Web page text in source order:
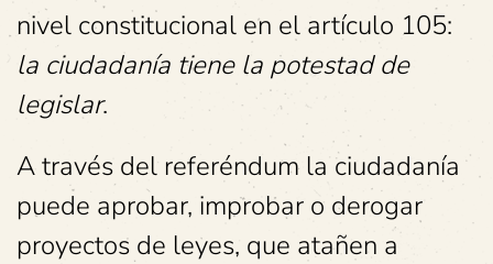
nivel constitucional en el artículo 105:
la ciudadanía tiene la potestad de
legislar.
A través del referéndum la ciudadanía
puede aprobar, improbar o derogar
proyectos de leyes, que atañen a